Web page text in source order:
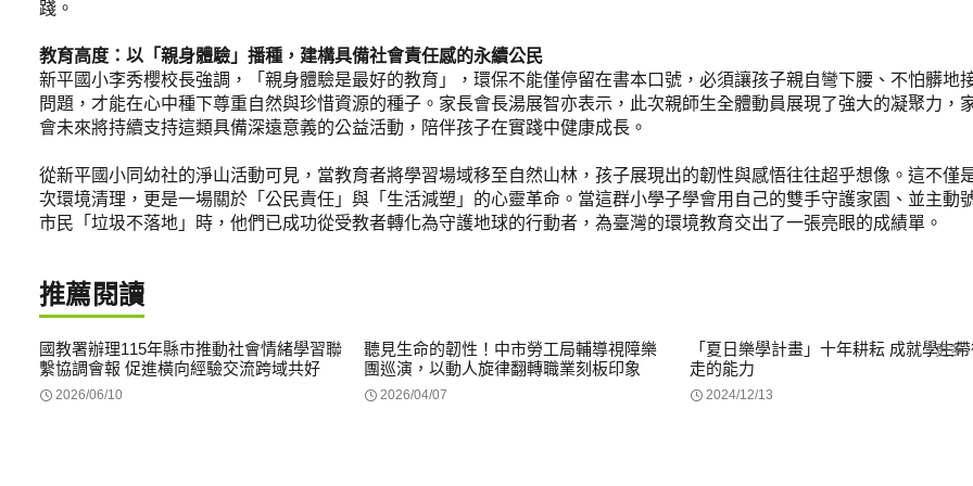
踐。
教育高度：以「親身體驗」播種，建構具備社會責任感的永續公民
新平國小李秀櫻校長強調，「親身體驗是最好的教育」，環保不能僅停留在書本口號，必須讓孩子親自彎下腰、不怕髒地
問題，才能在心中種下尊重自然與珍惜資源的種子。家長會長湯展智亦表示，此次親師生全體動員展現了強大的凝聚力，
會未來將持續支持這類具備深遠意義的公益活動，陪伴孩子在實踐中健康成長。
從新平國小同幼社的淨山活動可見，當教育者將學習場域移至自然山林，孩子展現出的韌性與感悟往往超乎想像。這不僅
次環境清理，更是一場關於「公民責任」與「生活減塑」的心靈革命。當這群小學子學會用自己的雙手守護家園、並主動
市民「垃圾不落地」時，他們已成功從受教者轉化為守護地球的行動者，為臺灣的環境教育交出了一張亮眼的成績單。
推薦閱讀
更多
國教署辦理115年縣市推動社會情緒學習聯
繫協調會報 促進橫向經驗交流跨域共好
2026/06/10
聽見生命的韌性！中市勞工局輔導視障樂
團巡演，以動人旋律翻轉職業刻板印象
2026/04/07
「夏日樂學計畫」十年耕耘 成就學生
走的能力
2024/12/13